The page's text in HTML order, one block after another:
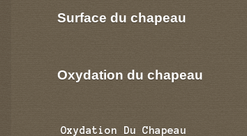
Surface du chapeau
Oxydation du chapeau
Oxydation Du Chapeau